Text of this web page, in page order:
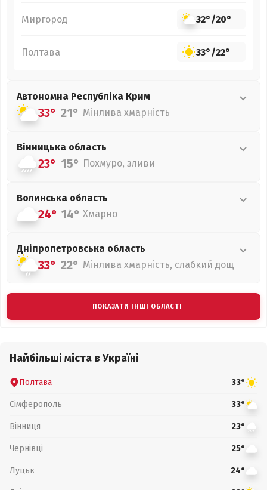
Миргород 32°/20°
Полтава 33°/22°
Автономна Республіка Крим
33° 21° Мінлива хмарність
Вінницька область
23° 15° Похмуро, зливи
Волинська область
24° 14° Хмарно
Дніпропетровська область
33° 22° Мінлива хмарність, слабкий дощ
ПОКАЗАТИ ІНШІ ОБЛАСТІ
Найбільші міста в Україні
Полтава 33°
Сімферополь 33°
Вінниця 23°
Чернівці 25°
Луцьк 24°